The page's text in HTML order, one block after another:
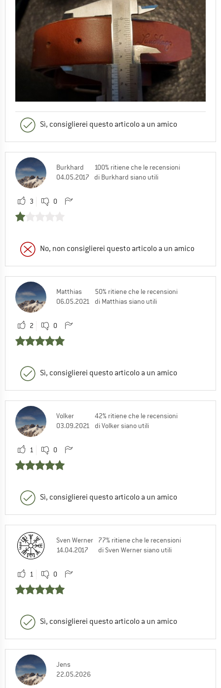
Sì, consiglierei questo articolo a un amico
Burkhard
04.05.2017
100% ritiene che le recensioni
di Burkhard siano utili
3 0
No, non consiglierei questo articolo a un amico
Matthias
06.05.2021
50% ritiene che le recensioni
di Matthias siano utili
2 0
Sì, consiglierei questo articolo a un amico
Volker
03.09.2021
42% ritiene che le recensioni
di Volker siano utili
1 0
Sì, consiglierei questo articolo a un amico
Sven Werner
14.04.2017
77% ritiene che le recensioni
di Sven Werner siano utili
1 0
Sì, consiglierei questo articolo a un amico
Jens
22.05.2026